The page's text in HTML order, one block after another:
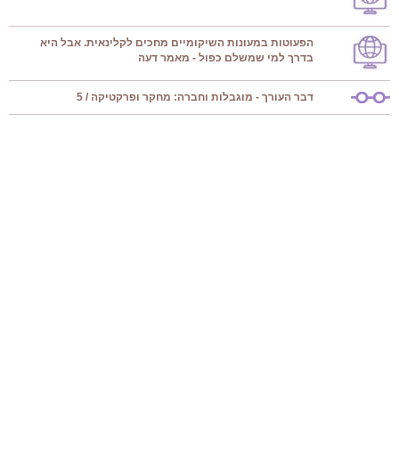
הפעוטות במעונות השיקומיים מחכים לקלינאית. אבל היא
בדרך למי שמשלם כפול - מאמר דעה
דבר העורך - מוגבלות וחברה: מחקר ופרקטיקה / 5